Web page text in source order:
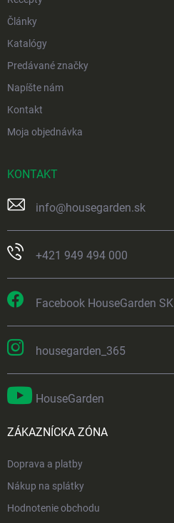
Články
Katalógy
Predávané značky
Napíšte nám
Kontakt
Moja objednávka
KONTAKT
info@housegarden.sk
+421 949 494 000
Facebook HouseGarden SK
housegarden_365
HouseGarden
ZÁKAZNÍCKA ZÓNA
Doprava a platby
Nákup na splátky
Hodnotenie obchodu